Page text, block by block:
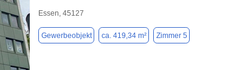
Essen, 45127
Gewerbeobjekt ca. 419,34 m² Zimmer 5